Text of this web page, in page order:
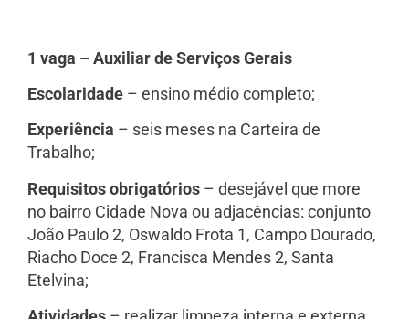
1 vaga – Auxiliar de Serviços Gerais
Escolaridade – ensino médio completo;
Experiência – seis meses na Carteira de
Trabalho;
Requisitos obrigatórios – desejável que more
no bairro Cidade Nova ou adjacências: conjunto
João Paulo 2, Oswaldo Frota 1, Campo Dourado,
Riacho Doce 2, Francisca Mendes 2, Santa
Etelvina;